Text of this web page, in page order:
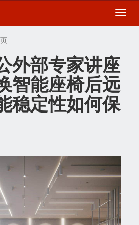
切
外部专家讲座
智能座椅后远
稳定性如何保